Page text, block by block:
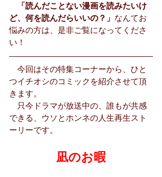
「読んだことない漫画を読みたいけ
ど、何を読んだらいいの？」 なんてお
悩みの方は、是非ご覧になってくださ
い！
今回はその特集コーナーから、ひと
つイチオシのコミックを紹介させて頂
きます。
只今ドラマが放送中の、誰もが共感
できる、ウソとホンネの人生再生スト
ーリーです。
凪のお暇